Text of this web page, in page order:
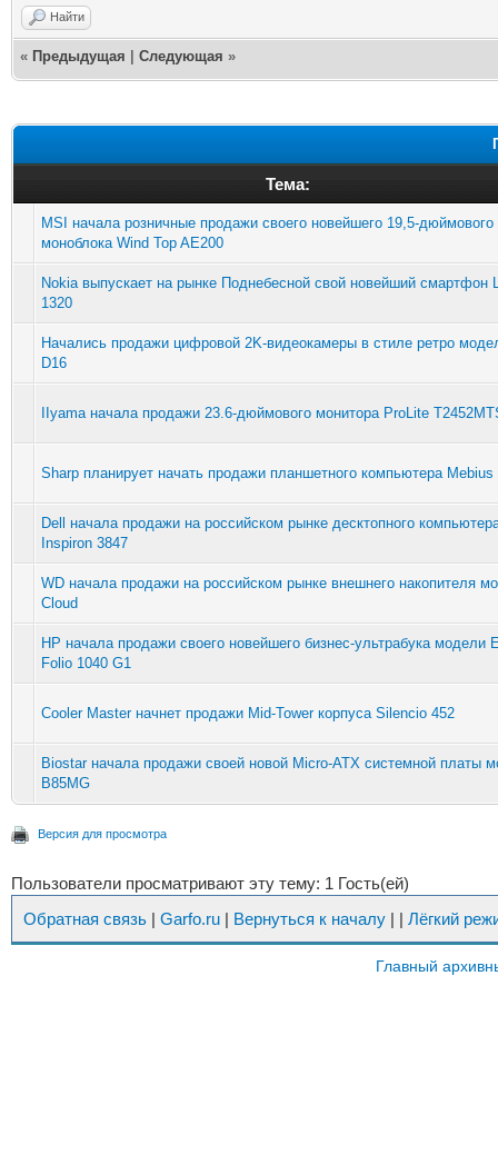
Найти
« Предыдущая Следующая »
Тема:
MSI начала розничные продажи своего новейшего 19,5-дюймового
моноблока Wind Top AE200
Nokia выпускает на рынке Поднебесной свой новейший смартфон
1320
Начались продажи цифровой 2K-видеокамеры в стиле ретро
D16
IIyama начала продажи 23.6-дюймового монитора ProLite
Sharp планирует начать продажи планшетного компьютера Mebius
Dell начала продажи на российском рынке десктопного
Inspiron 3847
WD начала продажи на российском рынке внешнего накопителя
Cloud
HP начала продажи своего новейшего бизнес-ультрабука модели
Folio 1040 G1
Cooler Master начнет продажи Mid-Tower корпуса Silencio 452
Biostar начала продажи своей новой Micro-ATX системной платы
B85MG
Версия для просмотра
Пользователи просматривают эту тему: 1 Гость(ей)
Обратная связь | Garfo.ru | Вернуться к началу | | Лёгкий
Главный